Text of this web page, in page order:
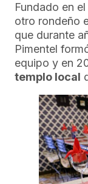
Fundado en
otro rondeño
que durante
Pimentel
equipo y en
templo local